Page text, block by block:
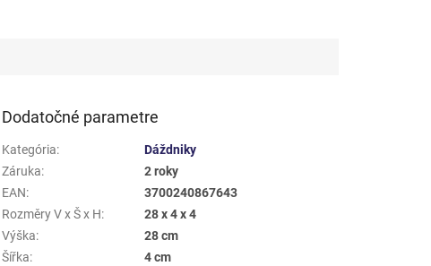
Dodatočné parametre
Kategória:
Dáždniky
Záruka:
2 roky
EAN:
3700240867643
Rozměry V x Š x H:
28 x 4 x 4
Výška:
28 cm
Šířka:
4 cm